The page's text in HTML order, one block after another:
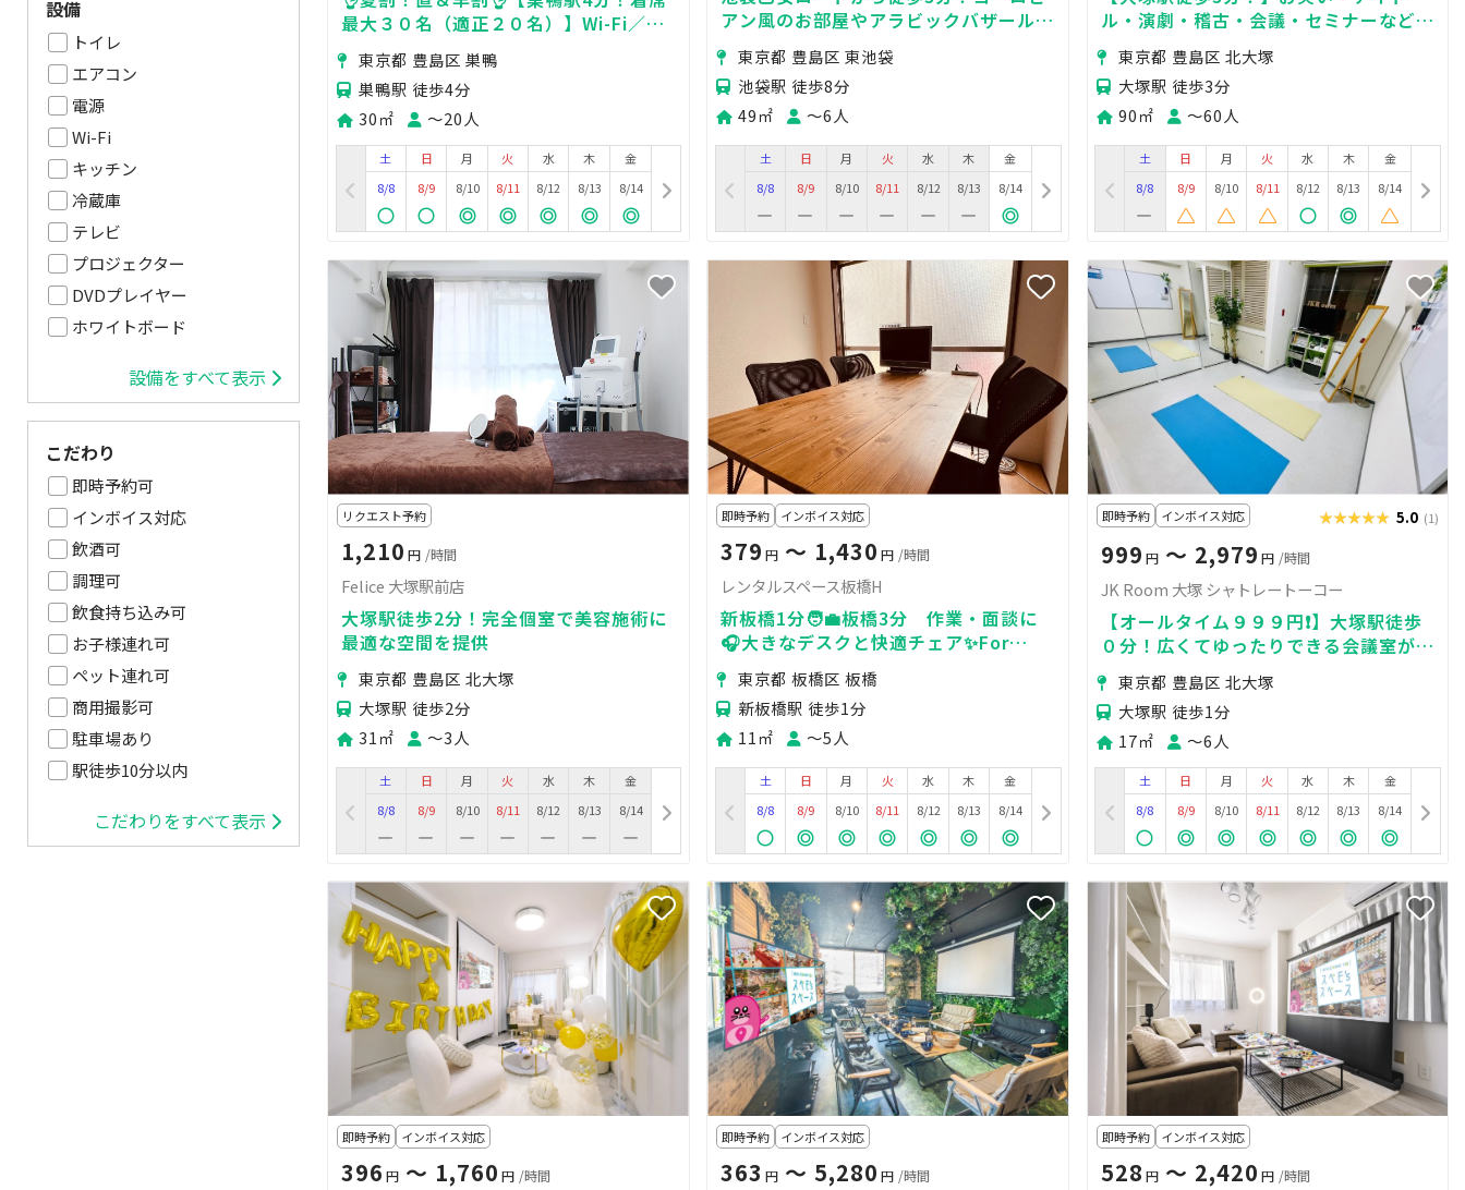
設備
テレビ
キッチン
プロジェクター
ホワイトボード
DVDプレイヤー
トイレ
冷蔵庫
エアコン
電源
Wi-Fi
設備をすべて表示
こだわり
即時予約可
インボイス対応
駅徒歩10分以内
飲酒可
調理可
飲食持ち込み可
お子様連れ可
ペット連れ可
商用撮影可
駐車場あり
こだわりをすべて表示
最大３０名（適正２０名）】Wi-Fi／プ
ロジェクタ／50型モニタ完備！土足
可！🎀会議＆ゲーム＆握手会
東京都 豊島区 巣鴨
巣鴨駅 徒歩4分
30㎡
〜20人
土
8/8
日
8/9
月
8/10
火
8/11
水
8/12
木
8/13
金
8/14
アン風のお部屋やアラビックバザールブ
ースが印象的なゴシック&ロリータ調の
撮影スタジオです！
東京都 豊島区 東池袋
池袋駅 徒歩8分
49㎡
〜6人
土
8/8
日
8/9
月
8/10
火
8/11
水
8/12
木
8/13
金
8/14
ル・演劇・稽古・会議・セミナーなど
に！マイク・WiFi・有線LAN無料！/最
大60名
東京都 豊島区 北大塚
大塚駅 徒歩3分
90㎡
〜60人
土
8/8
日
8/9
月
8/10
火
8/11
水
8/12
木
8/13
金
8/14
リクエスト予約
1,210 円 /時間
Felice 大塚駅前店
大塚駅徒歩2分！完全個室で美容施術に
最適な空間を提供
東京都 豊島区 北大塚
大塚駅 徒歩2分
31㎡
〜3人
土
8/8
日
8/9
月
8/10
火
8/11
水
8/12
木
8/13
金
8/14
即時予約 インボイス対応
379 円 〜 1,430 円 /時間
レンタルスペース板橋H
新板橋1分🧑‍💼板橋3分 作業・面談に
🎧大きなデスクと快適チェア✨For
Business and Focus. Excellent
Access to Ikebukuro and Shinjuku
area.
東京都 板橋区 板橋
新板橋駅 徒歩1分
11㎡
〜5人
土
8/8
日
8/9
月
8/10
火
8/11
水
8/12
木
8/13
金
8/14
即時予約 インボイス対応 ★★★★★
★★★★★5.0 (1)
999 円〜 2,979 円 /時間
JK Room 大塚 シャトレートーコー
【オールタイム９９９円❗️】大塚駅徒歩
０分！広くてゆったりできる会議室がオ
ープン❗️❗️
東京都 豊島区 北大塚
大塚駅 徒歩1分
17㎡
〜6人
土
8/8
日
8/9
月
8/10
火
8/11
水
8/12
木
8/13
金
8/14
即時予約 インボイス対応
396 円 〜 1,760 円 /時間
即時予約 インボイス対応
363 円 〜 5,280 円 /時間
即時予約 インボイス対応
528 円〜 2,420 円 /時間